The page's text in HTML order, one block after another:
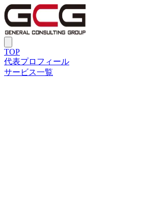
TOP
代表プロフィール
サービス一覧